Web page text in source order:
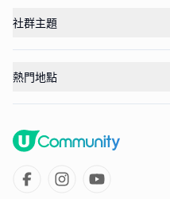
社群主題
熱門地點